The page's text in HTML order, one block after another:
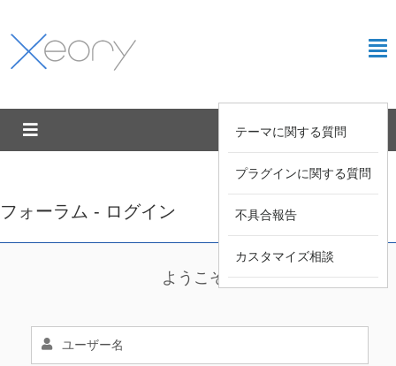
テーマに関する質問
プラグインに関する質問
不具合報告
カスタマイズ相談
フォーラム - ログイン
ようこそ !